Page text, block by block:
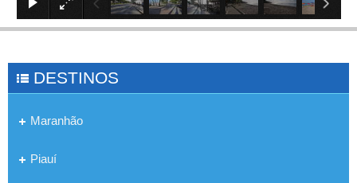
DESTINOS
Maranhão
Piauí